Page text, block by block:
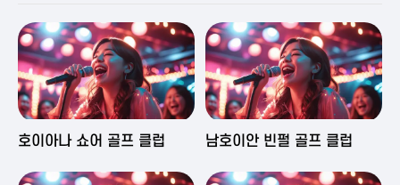
2025-06-03 16:43
호이아나 쇼어 골프 클럽 2025-06-03 15:09
남호이안 빈펄 골프 클럽